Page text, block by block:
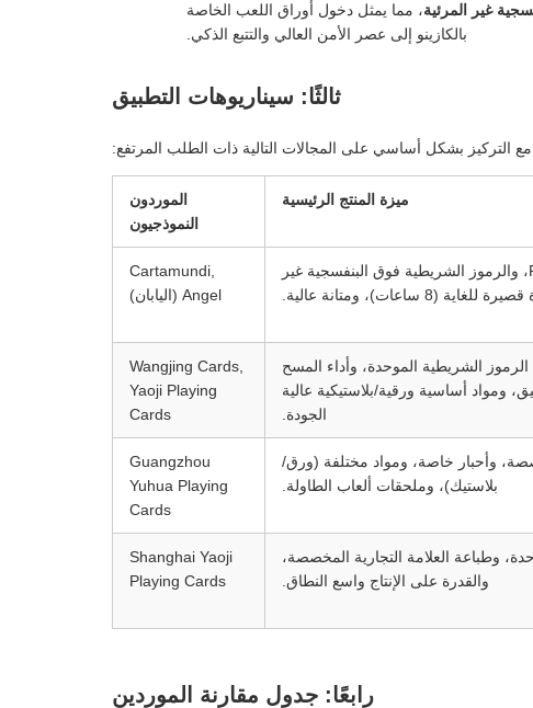
، مما يمثل دخول أوراق اللعب الخاصة
بالكازينو إلى عصر الأمن العالي والتتبع الذكي.
ثالثًا: سيناريوهات التطبيق
التركيز بشكل أساسي على المجالات التالية ذات الطلب المرتفع:
ميزة المنتج الرئيسية
الموردون
النموذجيون
زرع رقائق RFID، والرموز الشريطية فوق البنفسجية غير
(8 ساعات)، ومتانة عالية.
Cartamundi,
Angel (اليابان)
الشريطية الموحدة، وأداء المسح
ومواد أساسية ورقية/بلاستيكية عالية
الجودة.
Wangjing Cards,
Yaoji Playing
Cards
وأحبار خاصة، ومواد مختلفة (ورق/
بلاستيك)، وملحقات ألعاب الطاولة.
Guangzhou
Yuhua Playing
Cards
وطباعة العلامة التجارية المخصصة،
والقدرة على الإنتاج واسع النطاق.
Shanghai Yaoji
Playing Cards
رابعًا: جدول مقارنة الموردين